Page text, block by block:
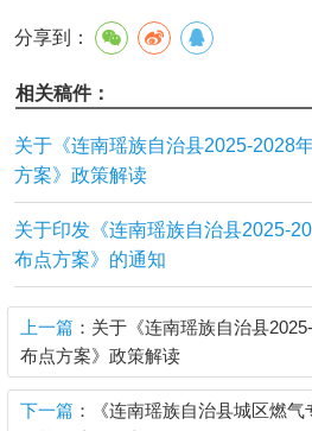
分享到：
相关稿件：
关于《连南瑶族自治县2025-2028
方案》政策解读
关于印发《连南瑶族自治县2025-
布点方案》的通知
上一篇 ：关于《连南瑶族自治县
布点方案》政策解读
下一篇 ：《连南瑶族自治县城区燃气